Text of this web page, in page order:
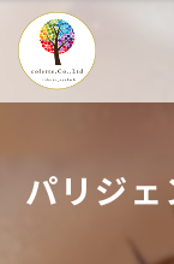
パリジ